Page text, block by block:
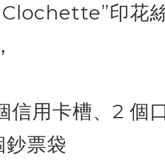
印花
信用卡槽、2 個
鈔票袋